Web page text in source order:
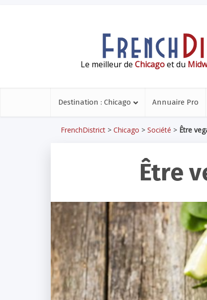
Le meilleur de Chicagoet du
Destination : Chicago Annuaire Pro
FrenchDistrict > Chicago > Société > Être
Être